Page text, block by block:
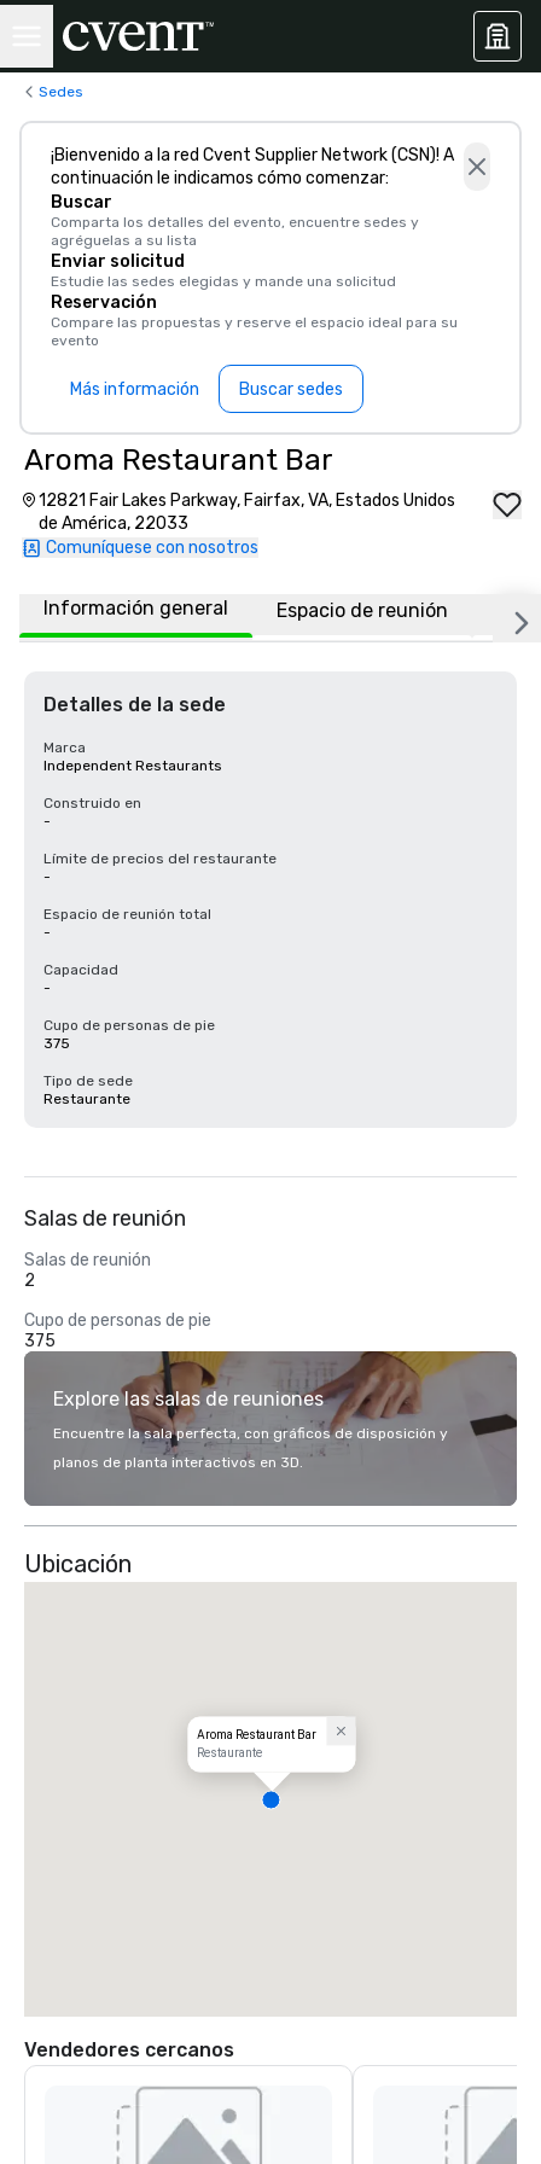
Sedes
¡Bienvenido a la red Cvent Supplier Network (CSN)! A
continuación le indicamos cómo comenzar:
Buscar
Comparta los detalles del evento, encuentre sedes y
agréguelas a su lista
Enviar solicitud
Estudie las sedes elegidas y mande una solicitud
Reservación
Compare las propuestas y reserve el espacio ideal para su
evento
Más información Buscar sedes
Aroma Restaurant Bar
12821 Fair Lakes Parkway, Fairfax, VA, Estados Unidos
de América, 22033
Comuníquese con nosotros
Información general Espacio de reunión
Detalles de la sede
Marca
Independent Restaurants
Construido en
-
Límite de precios del restaurante
-
Espacio de reunión total
-
Capacidad
-
Cupo de personas de pie
375
Tipo de sede
Restaurante
Salas de reunión
Salas de reunión
2
Cupo de personas de pie
375
Explore las salas de reuniones
Encuentre la sala perfecta, con gráficos de disposición y
planos de planta interactivos en 3D.
Ubicación
Aroma Restaurant Bar
Restaurante
Vendedores cercanos